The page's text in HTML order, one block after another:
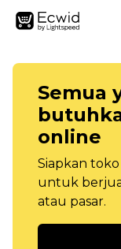
Semua
online
Siapkan
untuk
atau pasar.